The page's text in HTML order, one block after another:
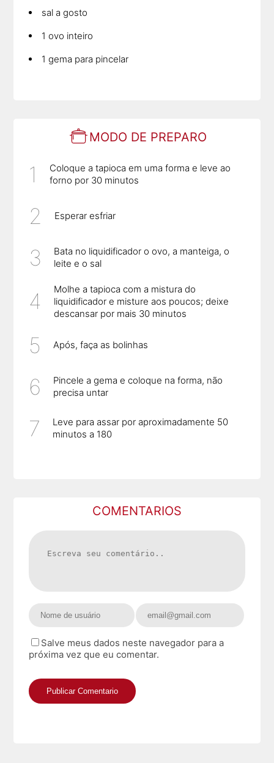
sal a gosto
1 ovo inteiro
1 gema para pincelar
MODO DE PREPARO
Coloque a tapioca em uma forma e leve ao
forno por 30 minutos
Esperar esfriar
Bata no liquidificador o ovo, a manteiga, o
leite e o sal
Molhe a tapioca com a mistura do
liquidificador e misture aos poucos; deixe
descansar por mais 30 minutos
Após, faça as bolinhas
Pincele a gema e coloque na forma, não
precisa untar
Leve para assar por aproximadamente 50
minutos a 180
COMENTARIOS
Salve meus dados neste navegador para a
próxima vez que eu comentar.